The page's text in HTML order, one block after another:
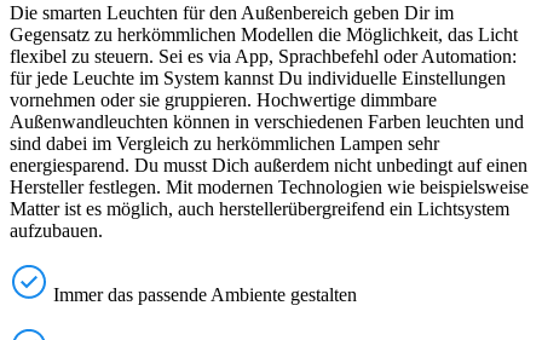
Die smarten Leuchten für den Außenbereich geben Dir im
Gegensatz zu herkömmlichen Modellen die Möglichkeit, das Licht
flexibel zu steuern. Sei es via App, Sprachbefehl oder Automation:
für jede Leuchte im System kannst Du individuelle Einstellungen
vornehmen oder sie gruppieren. Hochwertige dimmbare
Außenwandleuchten können in verschiedenen Farben leuchten und
sind dabei im Vergleich zu herkömmlichen Lampen sehr
energiesparend. Du musst Dich außerdem nicht unbedingt auf einen
Hersteller festlegen. Mit modernen Technologien wie beispielsweise
Matter ist es möglich, auch herstellerübergreifend ein Lichtsystem
aufzubauen.
Immer das passende Ambiente gestalten